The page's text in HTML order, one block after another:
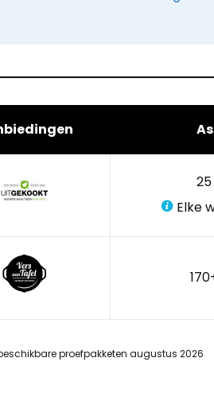
Elke
proefpakketen augustus 2026